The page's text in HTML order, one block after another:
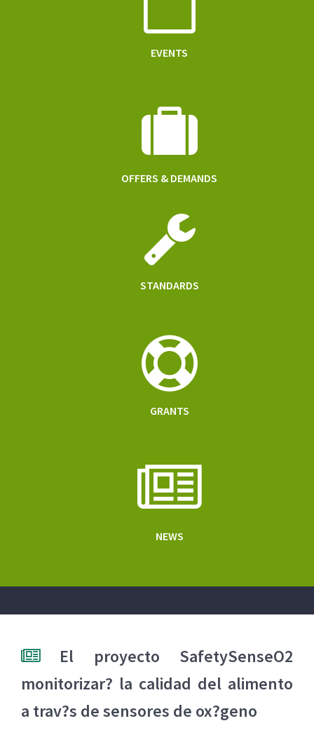
EVENTS
OFFERS & DEMANDS
STANDARDS
GRANTS
NEWS
El proyecto SafetySenseO2
monitorizar? la calidad del alimento
a trav?s de sensores de ox?geno